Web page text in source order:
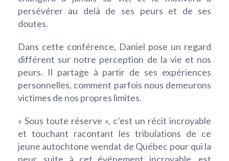
persévérer au delà de ses peurs et de ses
doutes.
Dans cette conférence, Daniel pose un regard
différent sur notre perception de la vie et nos
peurs. Il partage à partir de ses expériences
personnelles, comment parfois nous demeurons
victimes de nos propres limites.
« Sous toute réserve », c’est un récit incroyable
et touchant racontant les tribulations de ce
jeune autochtone wendat de Québec pour qui la
peur, suite à cet événement incroyable, est